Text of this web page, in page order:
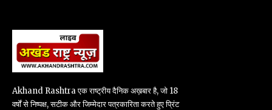
Akhand Rashtra एक राष्ट्रीय दैनिक अख़बार है, जो 18
वर्षों से निष्पक्ष, सटीक और जिम्मेदार पत्रकारिता करते हुए प्रिंट